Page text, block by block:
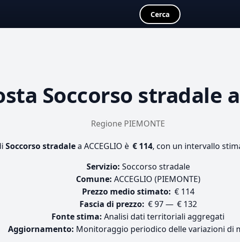
Cerca
Soccorso stradale
Regione PIEMONTE
Soccorso stradalea ACCEGLIO è € 114, con un intervallo
Servizio: Soccorso stradale
Comune: ACCEGLIO (PIEMONTE)
Prezzo medio stimato: € 114
Fascia di prezzo: € 97 — € 132
Fonte stima: Analisi dati territoriali aggregati
Aggiornamento: Monitoraggio periodico delle variazioni di